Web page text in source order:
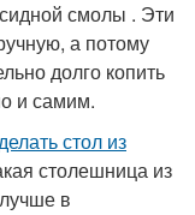
смолы . Эти
а потому
долго копить
и самим.
стол из
столешница из
в